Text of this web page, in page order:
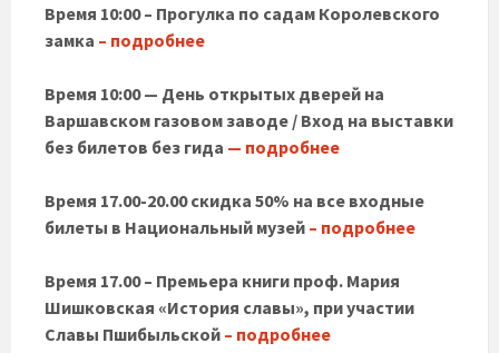
Время 10:00 – Прогулка по садам Королевского
замка – подробнее
Время 10:00 — День открытых дверей на
Варшавском газовом заводе / Вход на выставки
без билетов без гида — подробнее
Время 17.00-20.00 скидка 50% на все входные
билеты в Национальный музей – подробнее
Время 17.00 – Премьера книги проф. Мария
Шишковская «История славы», при участии
Славы Пшибыльской – подробнее